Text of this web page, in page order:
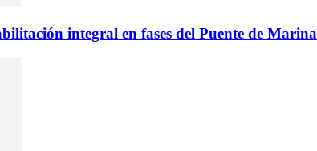
integral en fases del Puente de Marina